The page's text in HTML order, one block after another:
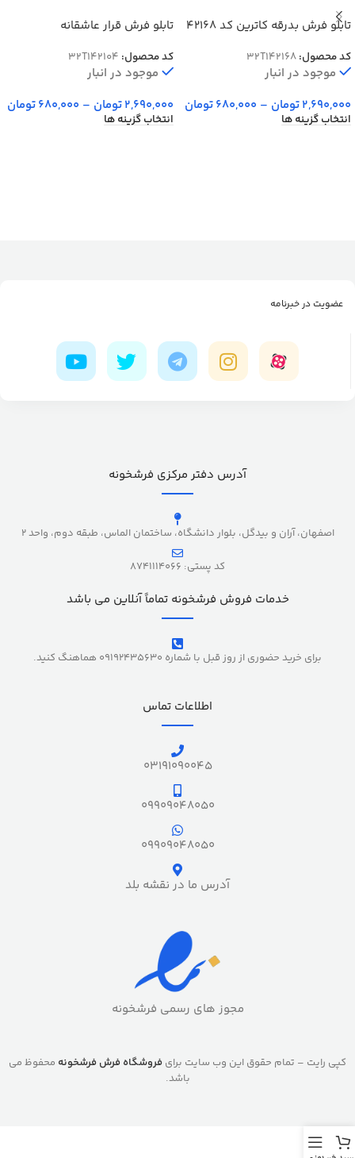
تابلو فرش بدرقه کاترین کد 42168
کد محصول:32T142168
موجود در انبار
2,690,000تومان –
680,000تومان
انتخاب گزینه ها
تابلو فرش قرار عاشقانه
کد محصول: 32T142104
موجود در انبار
2,690,000تومان –
680,000تومان
انتخاب گزینه ها
عضویت در خبرنامه
آدرس دفتر مرکزی فرشخونه
اصفهان، آران و بیدگل، بلوار دانشگاه، ساختمان الماس، طبقه دوم، واحد 2
کد پستی: 8741114066
خدمات فروش فرشخونه تماماً آنلاین می باشد
برای خرید حضوری از روز قبل با شماره 09192435630 هماهنگ کنید.
اطلاعات تماس
03191090045
09909048050
09909048050
آدرس ما در نقشه بلد
مجوز های رسمی فرشخونه
کپی رایت – تمام حقوق این وب سایت برای فروشگاه فرش فرشخونه محفوظ می
باشد.